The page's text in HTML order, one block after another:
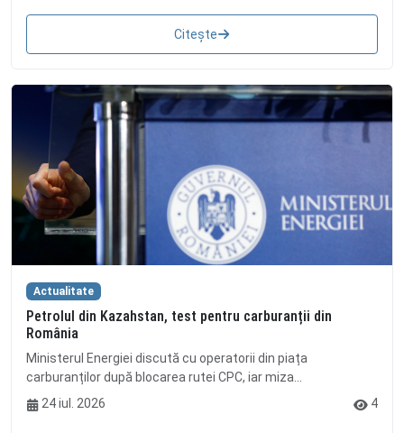
Citește
Actualitate
Petrolul din Kazahstan, test pentru carburanții din
România
Ministerul Energiei discută cu operatorii din piața
carburanților după blocarea rutei CPC, iar miza...
24 iul. 2026
4